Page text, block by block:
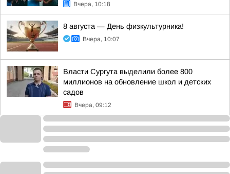
Вчера, 10:18
8 августа — День физкультурника!
Вчера, 10:07
Власти Сургута выделили более 800
миллионов на обновление школ и детских
садов
Вчера, 09:12